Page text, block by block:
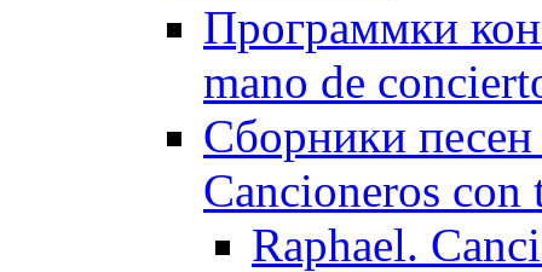
Программки
mano de
Сборники песен
Cancioneros con
Raphael.